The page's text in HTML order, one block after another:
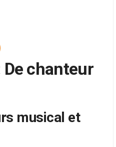
chanteur
musical et